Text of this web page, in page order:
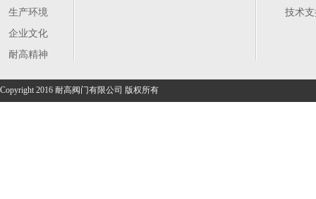
生产环境
企业文化
耐高精神
技术
Copyright 2016 耐高阀门有限公司 版权所有